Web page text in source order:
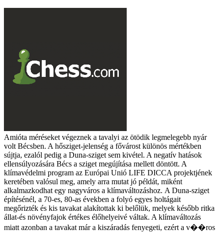
Amióta méréseket végeznek a tavalyi az ötödik legmelegebb nyár
volt Bécsben. A hősziget-jelenség a fővárost különös mértékben
sújtja, ezalól pedig a Duna-sziget sem kivétel. A negatív hatások
ellensúlyozására Bécs a sziget megújítása mellett döntött. A
klímavédelmi program az Európai Unió LIFE DICCA projektjének
keretében valósul meg, amely arra mutat jó példát, miként
alkalmazkodhat egy nagyváros a klímaváltozáshoz. A Duna-sziget
építésénél, a 70-es, 80-as években a folyó egyes holtágait
megőrizték és kis tavakat alakítottak ki belőlük, melyek később ritka
állat-és növényfajok értékes élőhelyeivé váltak. A klímaváltozás
miatt azonban a tavakat már a kiszáradás fenyegeti, ezért a v��ros